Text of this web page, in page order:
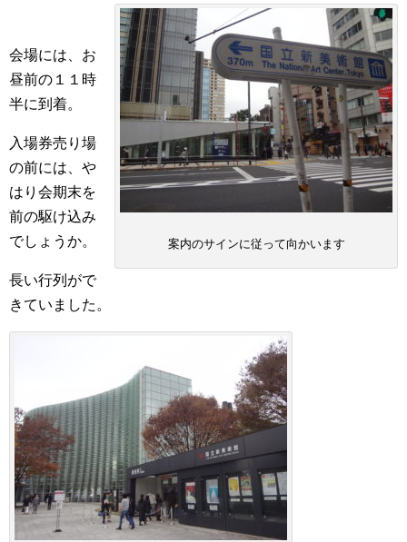
案内のサインに従って向かいます
会場には、お
昼前の１１時
半に到着。
入場券売り場
の前には、や
はり会期末を
前の駆け込み
でしょうか。
長い行列がで
きていました。